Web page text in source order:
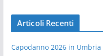
Articoli Recenti
Capodanno 2026 in Umbria